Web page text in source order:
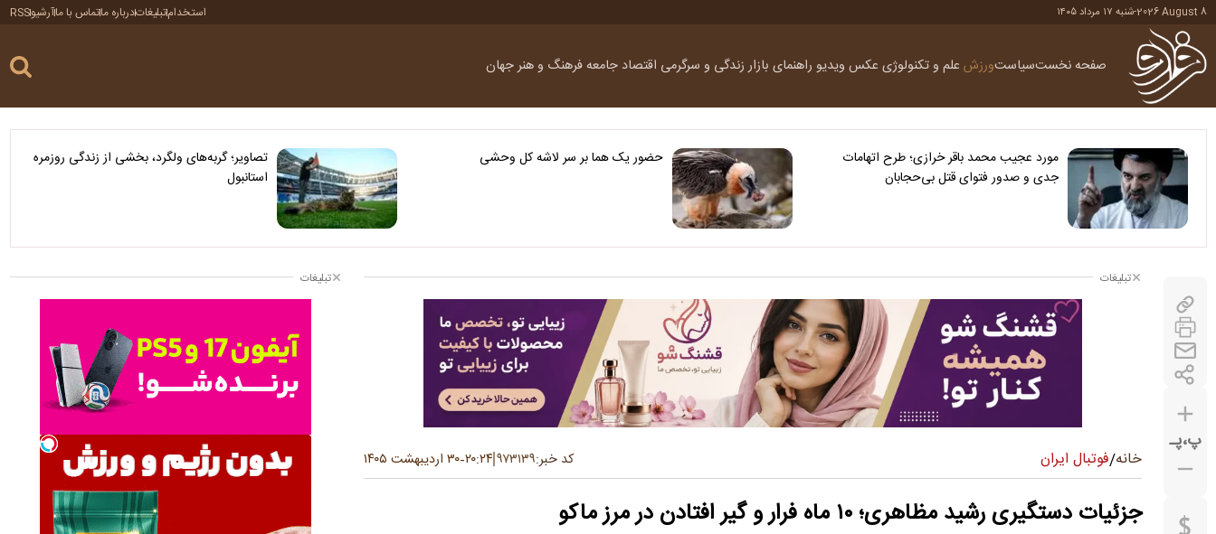
2026 August 8
-شنبه ۱۷ مرداد ۱۴۰۵ استخدامتبلیغاتدرباره ماتماس با ماآرشیوRSS
صفحه نخستسیاستورزش علم و تکنولوژی عکس ویدیو راهنمای بازارزندگی و سرگرمی اقتصاد جامعهفرهنگ و هنرجهان
مورد عجیب محمد باقر خرازی؛ طرح اتهامات
جدی و صدور فتوای قتل بی‌حجابان
حضور یک هما بر سر لاشه‌ کل وحشی
تصاویر؛ گربه‌های ولگرد، بخشی از زندگی روزمره
استانبول
پ،پـ
تبلیغات
خانه/فوتبال ایران کد خبر:۹۷۳۱۳۹ ۲۰:۲۴-۳۰ اردیبهشت ۱۴۰۵
جزئیات دستگیری رشید مظاهری؛ ۱۰ ماه فرار و گیر افتادن در مرز ماکو
تبلیغات